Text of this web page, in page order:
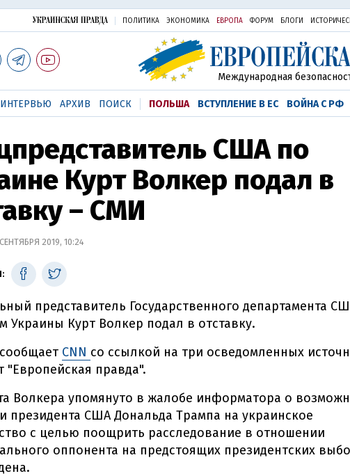
ПОЛИТИКА ЭКОНОМИКА ЕВРОПА ФОРУМ БЛОГИ
Международная
ИНТЕРВЬЮ АРХИВ ПОИСК ПОЛЬША ВСТУПЛЕНИЕ В ЕС ВОЙНА С РФ
США по
Курт Волкер подал в
– СМИ
2019, 10:24
представитель Государственного департамента
Украины Курт Волкер подал в отставку.
CNN со ссылкой на три осведомленных
"Европейская правда".
Волкера упомянуто в жалобе информатора о
президента США Дональда Трампа на украинское
с целью поощрить расследование в отношении
оппонента на предстоящих президентских